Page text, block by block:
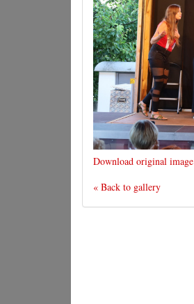
Download original image
« Back to gallery